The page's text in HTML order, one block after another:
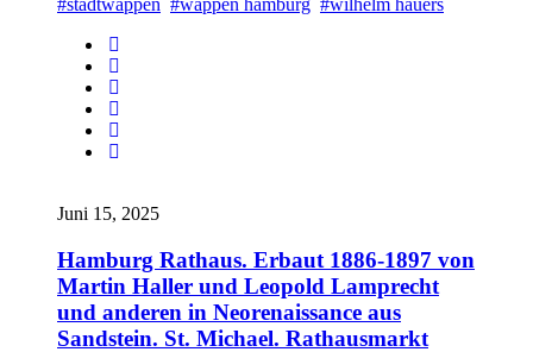
#stadtwappen #wappen hamburg #wilhelm hauers
Juni 15, 2025
Hamburg Rathaus. Erbaut 1886-1897 von
Martin Haller und Leopold Lamprecht
und anderen in Neorenaissance aus
Sandstein. St. Michael. Rathausmarkt